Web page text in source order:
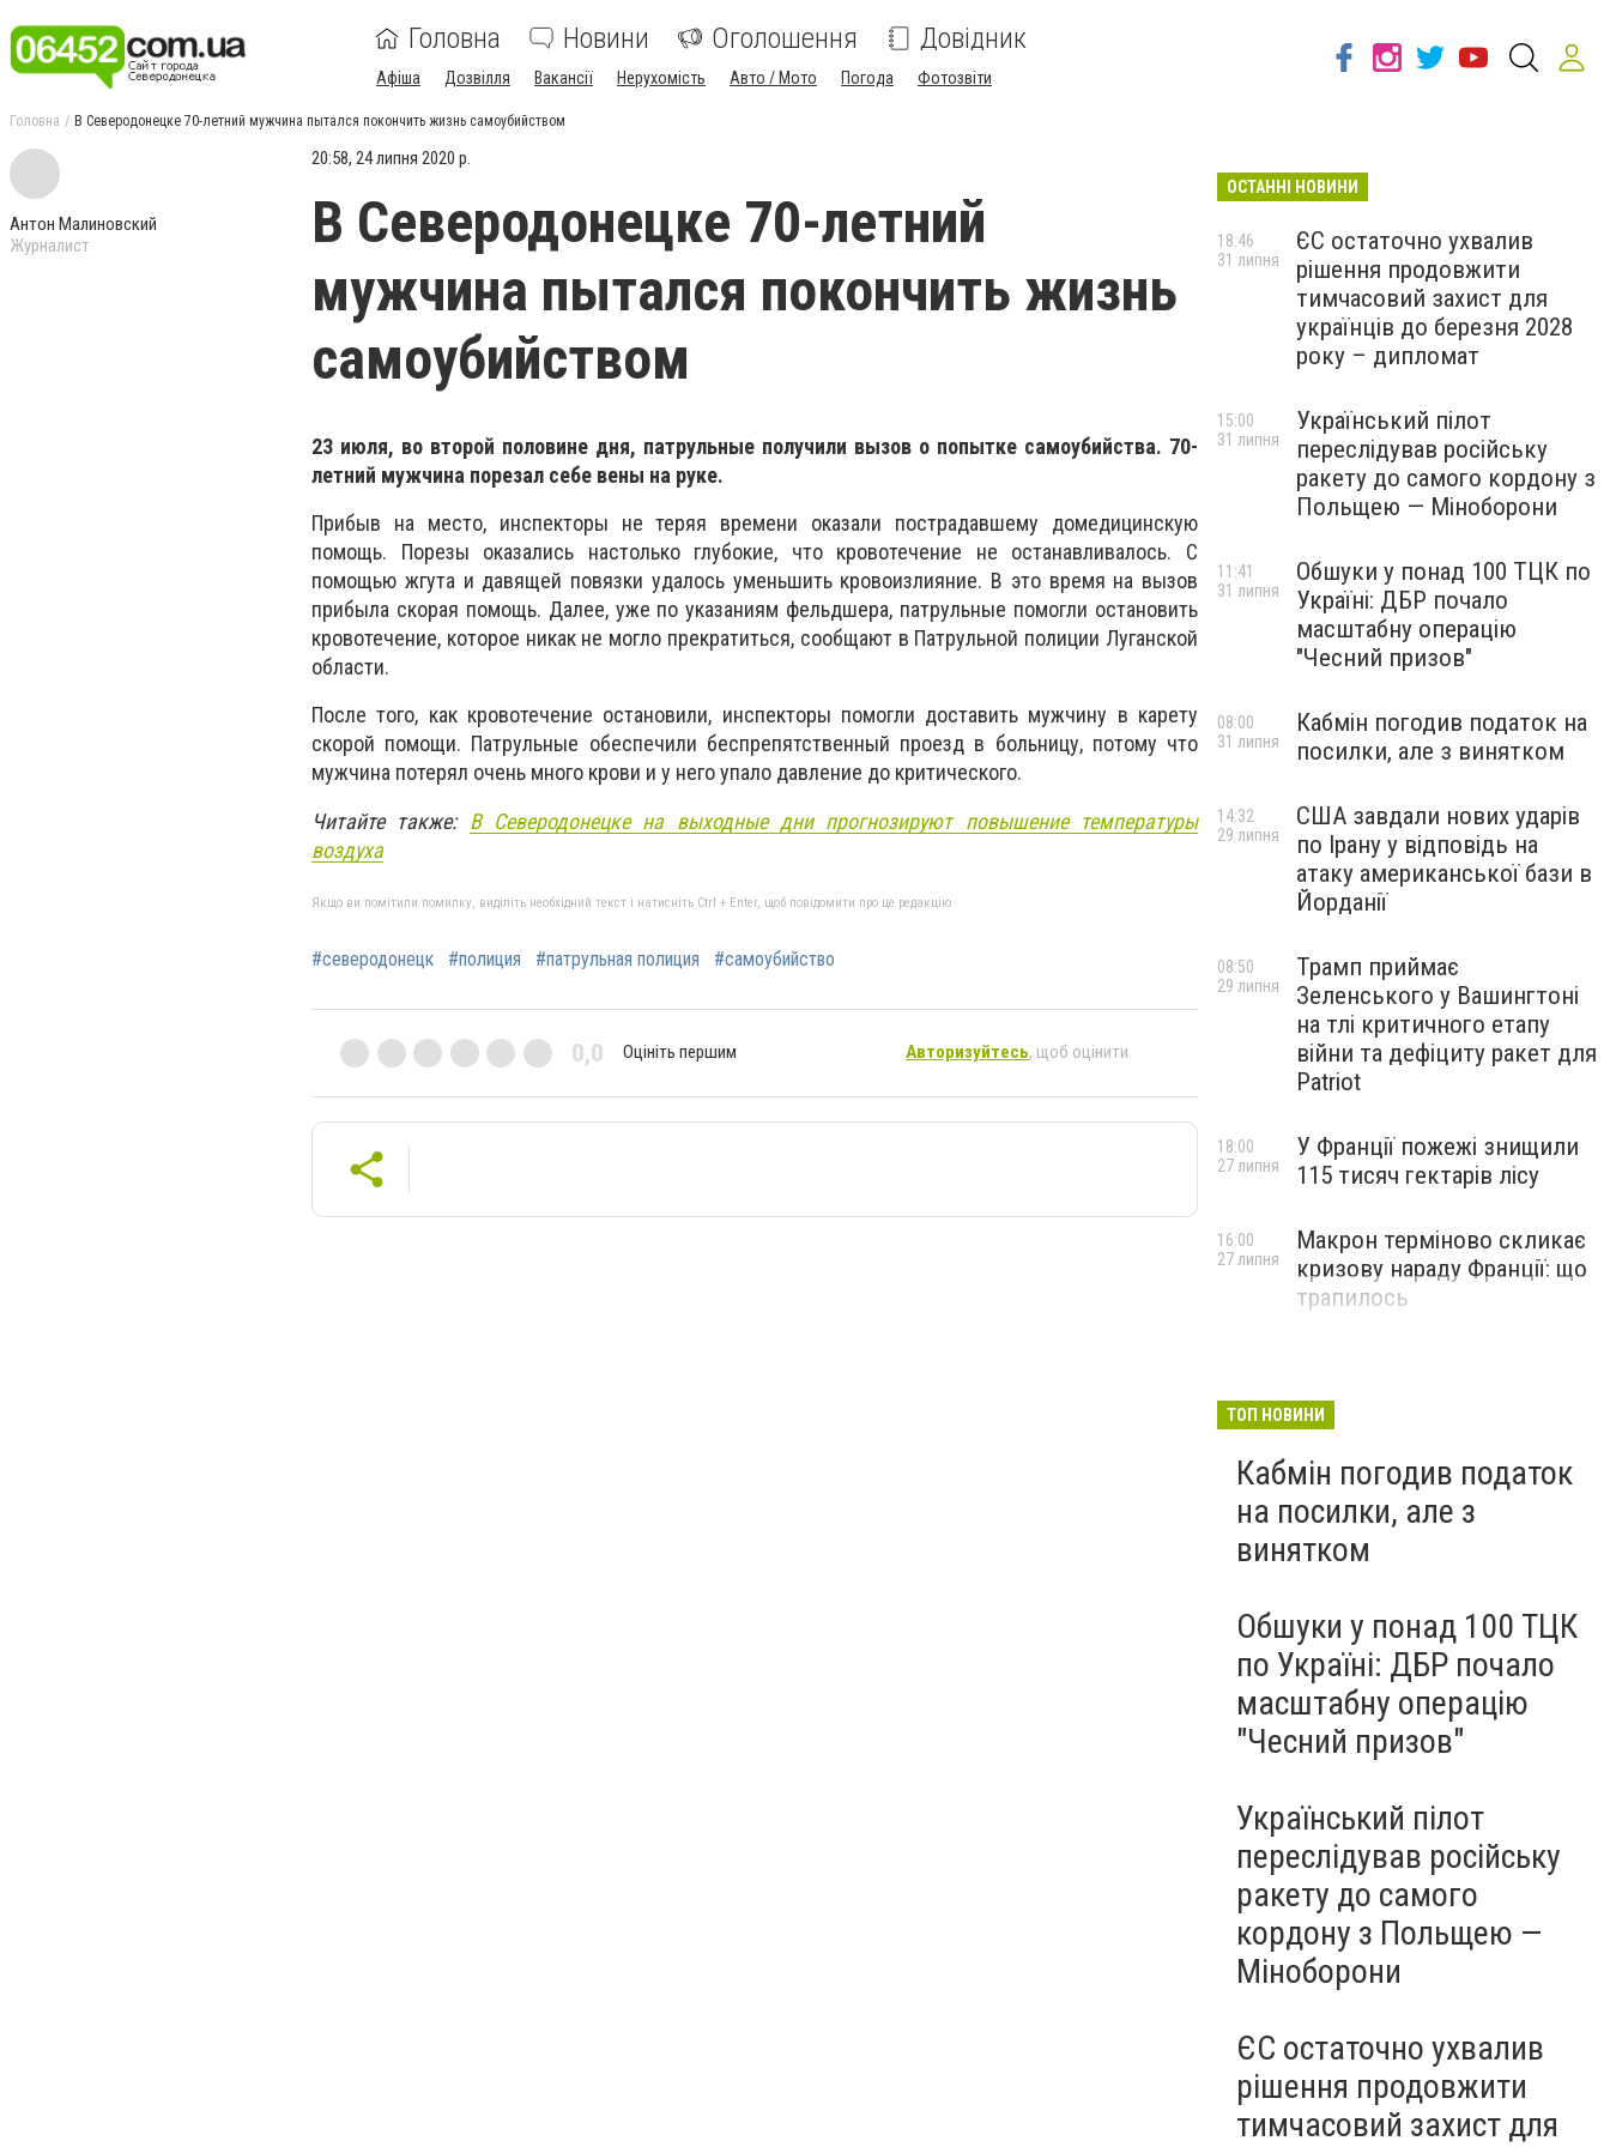
Головна Новини Оголошення Довідник
Афіша Дозвілля Вакансії Нерухомість Авто / Мото Погода Фотозвіти
Головна В Северодонецке 70-летний мужчина пытался покончить жизнь самоубийством
Антон Малиновский
Журналист
20:58, 24 липня 2020 р.
В Северодонецке 70-летний
мужчина пытался покончить жизнь
самоубийством
23 июля, во второй половине дня, патрульные получили вызов о попытке самоубийства. 70-
летний мужчина порезал себе вены на руке.
Прибыв на место, инспекторы не теряя времени оказали пострадавшему домедицинскую
помощь. Порезы оказались настолько глубокие, что кровотечение не останавливалось. С
помощью жгута и давящей повязки удалось уменьшить кровоизлияние. В это время на вызов
прибыла скорая помощь. Далее, уже по указаниям фельдшера, патрульные помогли остановить
кровотечение, которое никак не могло прекратиться, сообщают в Патрульной полиции Луганской
области.
После того, как кровотечение остановили, инспекторы помогли доставить мужчину в карету
скорой помощи. Патрульные обеспечили беспрепятственный проезд в больницу, потому что
мужчина потерял очень много крови и у него упало давление до критического.
Читайте также: В Северодонецке на выходные дни прогнозируют повышение температуры
воздуха
Якщо ви помітили помилку, виділіть необхідний текст і натисніть Ctrl + Enter, щоб повідомити про це редакцію
#северодонецк #полиция #патрульная полиция #самоубийство
0,0 Оцініть першим Авторизуйтесь, щоб оцінити
ОСТАННІ НОВИНИ
ЄС остаточно ухвалив
рішення продовжити
тимчасовий захист для
українців до березня 2028
року – дипломат
18:46
31 липня
Український пілот
переслідував російську
ракету до самого кордону з
Польщею — Міноборони
15:00
31 липня
Обшуки у понад 100 ТЦК по
Україні: ДБР почало
масштабну операцію
"Чесний призов"
11:41
31 липня
Кабмін погодив податок на
посилки, але з винятком
08:00
31 липня
США завдали нових ударів
по Ірану у відповідь на
атаку американської бази в
Йорданії
14:32
29 липня
Трамп приймає
Зеленського у Вашингтоні
на тлі критичного етапу
війни та дефіциту ракет для
Patriot
08:50
29 липня
У Франції пожежі знищили
115 тисяч гектарів лісу
18:00
27 липня
Макрон терміново скликає
кризову нараду Франції: що
трапилось
16:00
27 липня
ТОП НОВИНИ
Кабмін погодив податок
на посилки, але з
винятком
Обшуки у понад 100 ТЦК
по Україні: ДБР почало
масштабну операцію
"Чесний призов"
Український пілот
переслідував російську
ракету до самого
кордону з Польщею —
Міноборони
ЄС остаточно ухвалив
рішення продовжити
тимчасовий захист для